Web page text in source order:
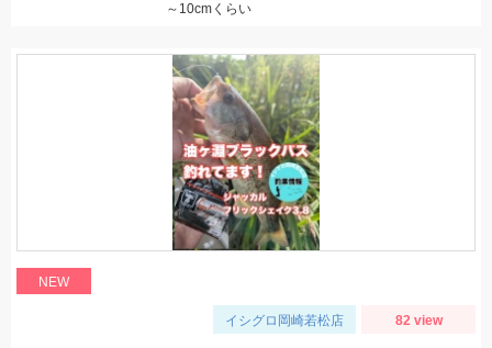
～10cmくらい
NEW
イシグロ岡崎若松店 82 view